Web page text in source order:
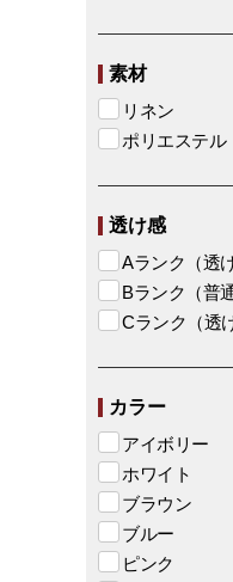
素材
リネン
ポリエステル
透け感
Aランク（透
Bランク（普通
Cランク（透
カラー
アイボリー
ホワイト
ブラウン
ブルー
ピンク